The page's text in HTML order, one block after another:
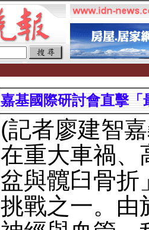
嘉基國際研討會直擊「
(記者廖建智
在重大車禍、
盆與髖臼骨折
挑戰之一。由